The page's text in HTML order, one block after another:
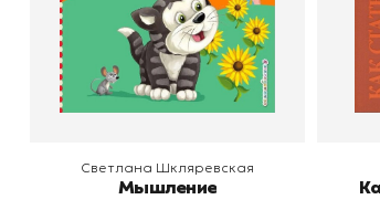
В корзину
Светлана Шкляревская
Мышление